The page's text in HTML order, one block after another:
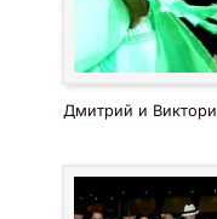
Дмитрий и